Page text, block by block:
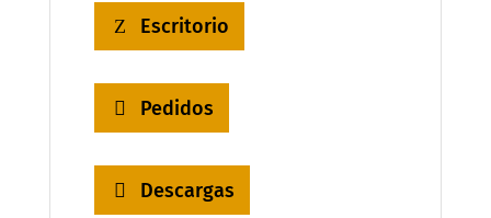
Escritorio
Pedidos
Descargas